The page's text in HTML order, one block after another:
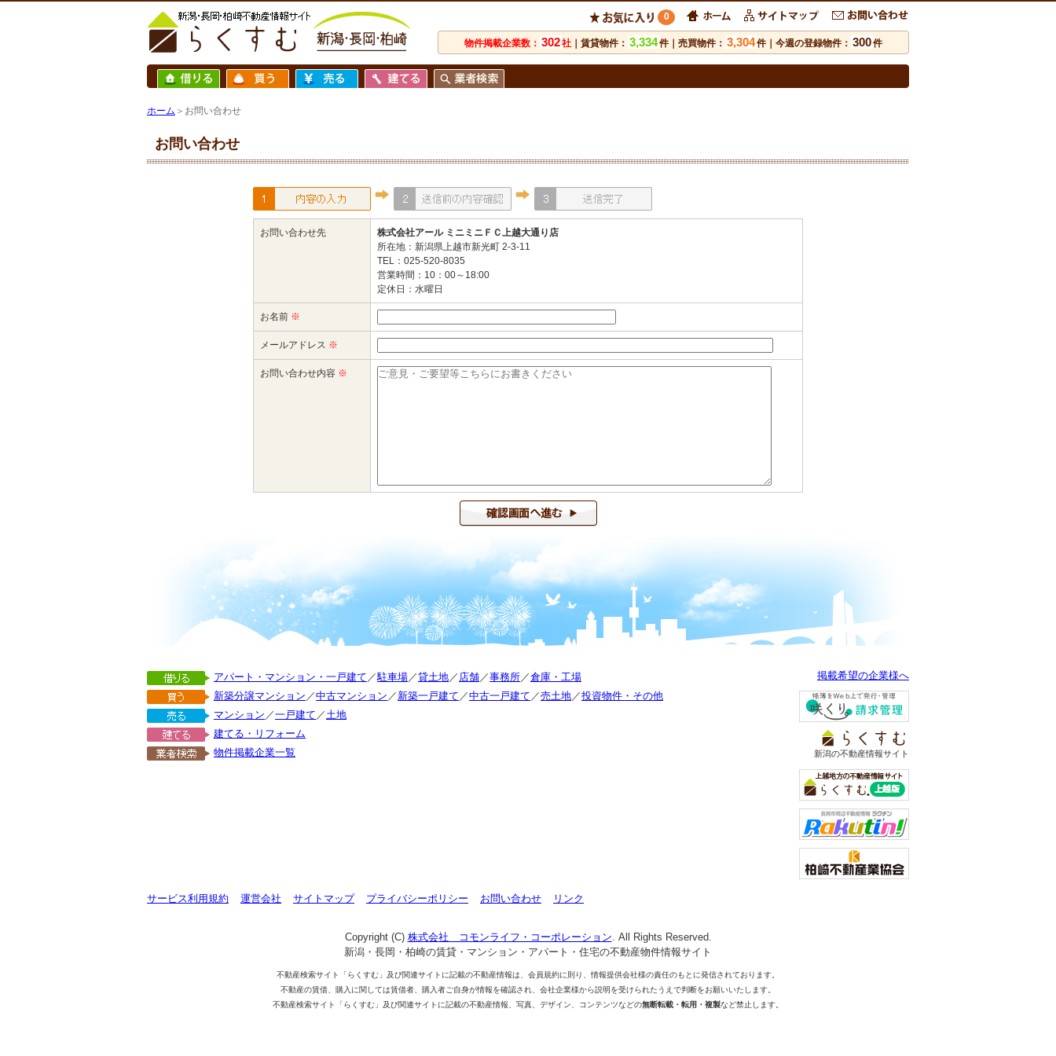
0
物件掲載企業数： 302社 ｜賃貸物件： 3,334件｜売買物件： 3,304件｜今週の登録物件： 300件
ホーム ＞お問い合わせ
お問い合わせ
お問い合わせ先
株式会社アール ミニミニＦＣ上越大通り店
所在地：新潟県上越市新光町 2-3-11
TEL：025-520-8035
営業時間：10：00～18:00
定休日：水曜日
お名前 ※
メールアドレス ※
お問い合わせ内容 ※
アパート・マンション・一戸建て ／駐車場／貸土地／ 店舗／事務所／倉庫・工場
新築分譲マンション ／中古マンション ／ 新築一戸建て ／中古一戸建て ／売土地／投資物件・その他
マンション ／一戸建て ／土地
建てる・リフォーム
物件掲載企業一覧
掲載希望の企業様へ
新潟の不動産情報サイト
サービス利用規約 運営会社 サイトマップ プライバシーポリシー お問い合わせ リンク
Copyright (C) 株式会社 コモンライフ・コーポレーション. All Rights Reserved.
新潟・長岡・柏崎の賃貸・マンション・アパート・住宅の不動産物件情報サイト
不動産検索サイト「らくすむ」及び関連サイトに記載の不動産情報は、会員規約に則り、情報提供会社様の責任のもとに発信されております。
不動産の賃借、購入に関しては賃借者、購入者ご自身が情報を確認され、会社企業様から説明を受けられたうえで判断をお願いいたします。
不動産検索サイト「らくすむ」及び関連サイトに記載の不動産情報、写真、デザイン、コンテンツなどの無断転載・転用・複製など禁止します。